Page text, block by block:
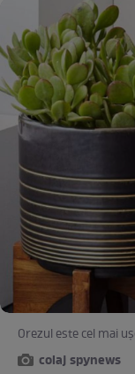
Orezul este cel mai
colaj spynews